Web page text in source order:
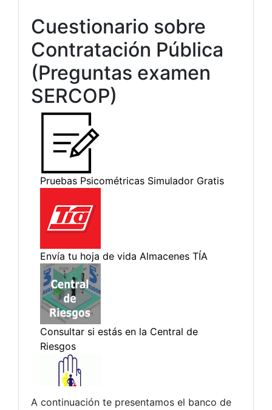
Cuestionario sobre
Contratación Pública
(Preguntas examen
SERCOP)
A continuación te presentamos el banco de